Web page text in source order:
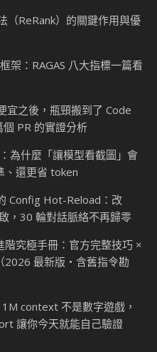
（ReRank）的關鍵作用與優
架：RAGAS 八大指標一篇看
宜之後，瓶頸搬到了 Code
PR 的實證分析
為什麼「讓模型看截圖」會
、還更省 token
Config Hot-Reload：改
，30 輪對話脈絡不再歸零
階究極手冊：官方完整技巧 ×
2026 最新版・含舊指令勘
context 不是數字遊戲，
讓你今天就能自己驗證